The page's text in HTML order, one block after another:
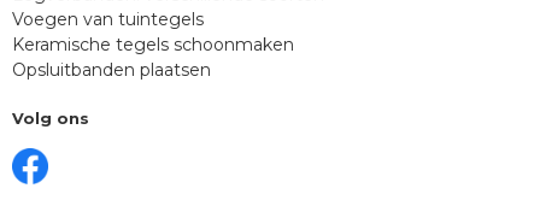
Voegen van tuintegels
Keramische tegels schoonmaken
Opsluitbanden plaatsen
Volg ons